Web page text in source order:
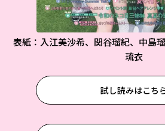
表紙：入江美沙希、関谷瑠紀、中島
琉衣
試し読みはこち